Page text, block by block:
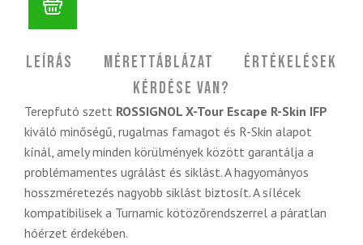
Leírás Mérettáblázat
Értékelések
Kérdése van?
Terepfutó szett ROSSIGNOL X-Tour Escape R-Skin IFP
kiváló minőségű, rugalmas famagot és R-Skin alapot
kínál, amely minden körülmények között garantálja a
problémamentes ugrálást és siklást. A hagyományos
hosszméretezés nagyobb siklást biztosít. A sílécek
kompatibilisek a Turnamic kötözőrendszerrel a páratlan
hóérzet érdekében.